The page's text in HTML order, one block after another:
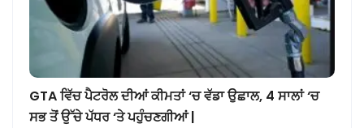
GTA ਵਿੱਚ ਪੈਟਰੋਲ ਦੀਆਂ ਕੀਮਤਾਂ ‘ਚ ਵੱਡਾ ਉਛਾਲ, 4 ਸਾਲਾਂ ‘ਚ
ਸਭ ਤੋਂ ਉੱਚੇ ਪੱਧਰ ‘ਤੇ ਪਹੁੰਚਣਗੀਆਂ |